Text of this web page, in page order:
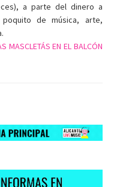
a parte del dinero a
de música, arte,
MASCLETÁS EN EL BALCÓN